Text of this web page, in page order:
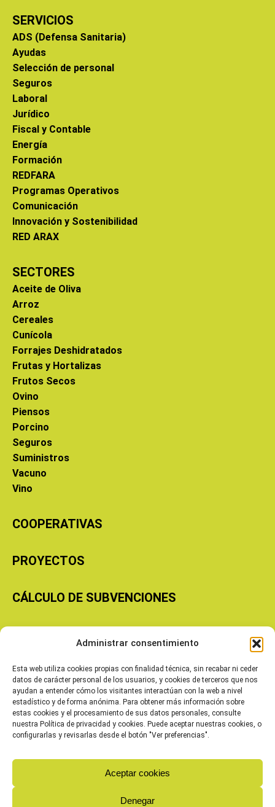
Administrar consentimiento
Esta web utiliza cookies propias con finalidad técnica, sin recabar ni ceder
datos de carácter personal de los usuarios, y cookies de terceros que nos
ayudan a entender cómo los visitantes interactúan con la web a nivel
estadístico y de forma anónima. Para obtener más información sobre
estas cookies y el procesamiento de sus datos personales, consulte
nuestra Política de privacidad y cookies. Puede aceptar nuestras cookies, o
configurarlas y revisarlas desde el botón "Ver preferencias".
Aceptar cookies
Denegar
SERVICIOS
ADS (Defensa Sanitaria)
Ayudas
Selección de personal
Seguros
Laboral
Jurídico
Fiscal y Contable
Energía
Formación
REDFARA
Programas Operativos
Comunicación
Innovación y Sostenibilidad
RED ARAX
SECTORES
Aceite de Oliva
Arroz
Cereales
Cunícola
Forrajes Deshidratados
Frutas y Hortalizas
Frutos Secos
Ovino
Piensos
Porcino
Seguros
Suministros
Vacuno
Vino
COOPERATIVAS
PROYECTOS
CÁLCULO DE SUBVENCIONES